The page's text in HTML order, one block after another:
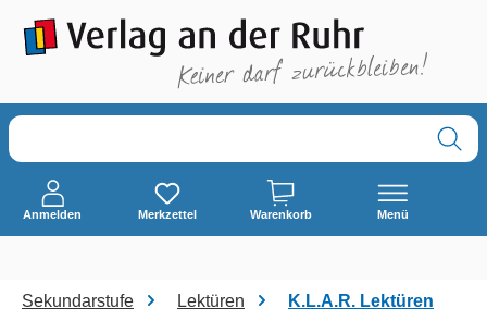
springen
Anmelden Merkzettel Warenkorb Menü
Sekundarstufe Lektüren K.L.A.R. Lektüren